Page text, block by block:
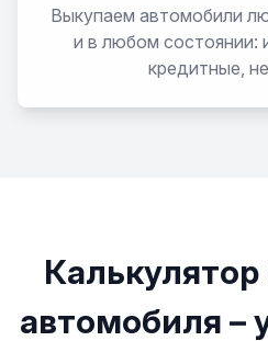
Выкупаем автомобили
и в любом состоянии:
кредитные,
автомобиля –